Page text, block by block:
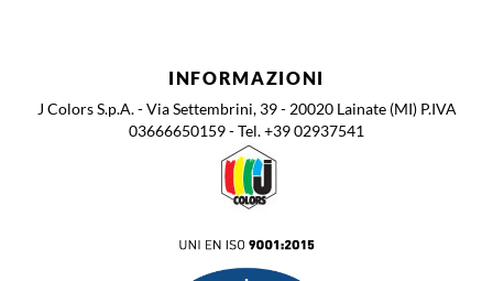
INFORMAZIONI
J Colors S.p.A. - Via Settembrini, 39 - 20020 Lainate (MI) P.IVA
03666650159 - Tel. +39 02937541